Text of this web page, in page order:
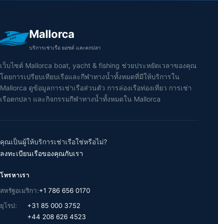
Mallorca
บริการเช่าเรือ ยอชต์ และตกปลา
เว็บไซต์ Mallorca boat, yacht & fishing ช่วยประหยัดเวลาของคุณ
โดยการเปรียบเทียบเรือและกีฬาทางน้ำทั้งหมดที่มีให้บริการใน
Mallorca ดูข้อมูลการเช่าเรือส่วนตัว การล่องเรือท่องเที่ยว การเช่า
เรือตกปลา และกิจกรรมกีฬาทางน้ำทั้งหมดใน Mallorca
คุณเป็นผู้ให้บริการเช่าเรือใช่หรือไม่?
ลงทะเบียนเรือของคุณกับเรา
โทรหาเรา
สหรัฐอเมริกา:+1 786 656 0170
ยุโรป:
+31 85 000 3752
+44 208 626 4523